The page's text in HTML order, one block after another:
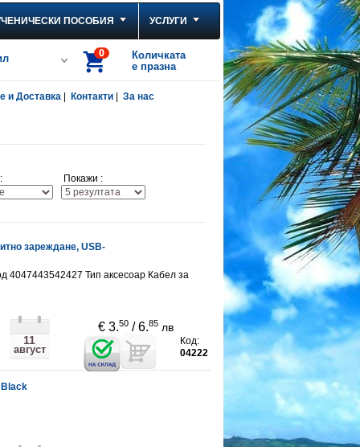
ПОСОБИЯ УСЛУГИ
0
Количката
е празна
и Доставка Контакти За нас
Покажи :
зареждане, USB-
4047443542427 Тип аксесоар Кабел за
11
август
€ 3.50 / 6.85 лв
Код:
04222
Black